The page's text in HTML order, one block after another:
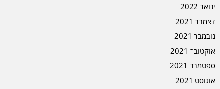
ינואר 2022
דצמבר 2021
נובמבר 2021
אוקטובר 2021
ספטמבר 2021
אוגוסט 2021